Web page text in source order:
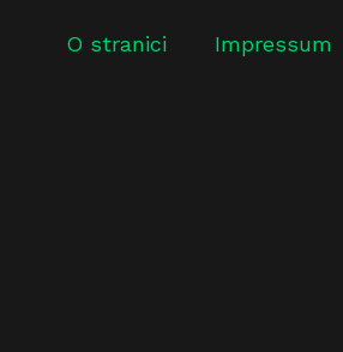
O stranici Impressum